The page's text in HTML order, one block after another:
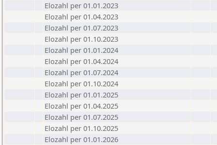
Elozahl per 01.01.2023
Elozahl per 01.04.2023
Elozahl per 01.07.2023
Elozahl per 01.10.2023
Elozahl per 01.01.2024
Elozahl per 01.04.2024
Elozahl per 01.07.2024
Elozahl per 01.10.2024
Elozahl per 01.01.2025
Elozahl per 01.04.2025
Elozahl per 01.07.2025
Elozahl per 01.10.2025
Elozahl per 01.01.2026